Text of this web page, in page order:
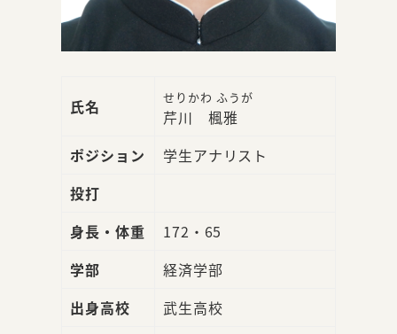
氏名 せりかわ ふうが
芹川 楓雅
ポジション
学生アナリスト
投打
身長・体重
172・65
学部
経済学部
出身高校
武生高校